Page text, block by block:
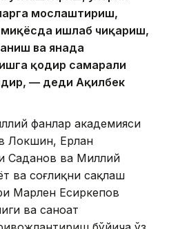
мослаштириш,
миқёсда ишлаб чиқариш,
ва янада
қодир самарали
— деди Ақилбек
фанлар академияси
Локшин, Ерлан
Саданов ва Миллий
ва соғлиқни сақлаш
Марлен Есиркепов
ва саноат